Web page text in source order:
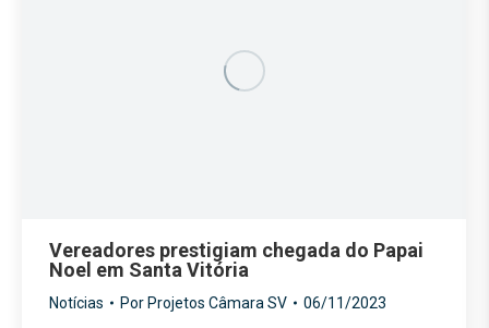
Vereadores prestigiam chegada do Papai
Noel em Santa Vitória
Notícias Por Projetos Câmara SV
06/11/2023